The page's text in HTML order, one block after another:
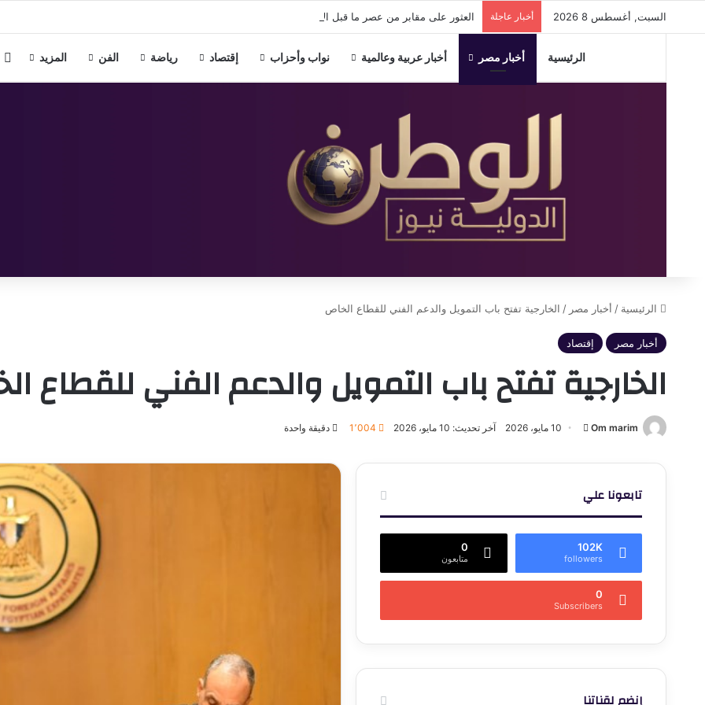
السبت, أغسطس 8 2026 أخبار عاجلة العثور على مقابر من عصر ما قبل الأسرات ومنطقة سكنية تعود لعصر الهكسوس والدولة الحديثة.
الرئيسية أخبار مصر أخبار عربية وعالمية نواب وأحزاب إقتصاد رياضة الفن المزيد
الرئيسية / أخبار مصر / الخارجية تفتح باب التمويل والدعم الفني للقطاع الخاص
أخبار مصر إقتصاد
الخارجية تفتح باب التمويل والدعم الفني للقطاع
Om marim أرسل
إلكترونيا
10 مايو، 2026 آخر تحديث: 10 مايو، 2026 1٬004 دقيقة واحدة
تابعونا علي
102K
followers
0
متابعون
0
Subscribers
إنضم لقناتنا